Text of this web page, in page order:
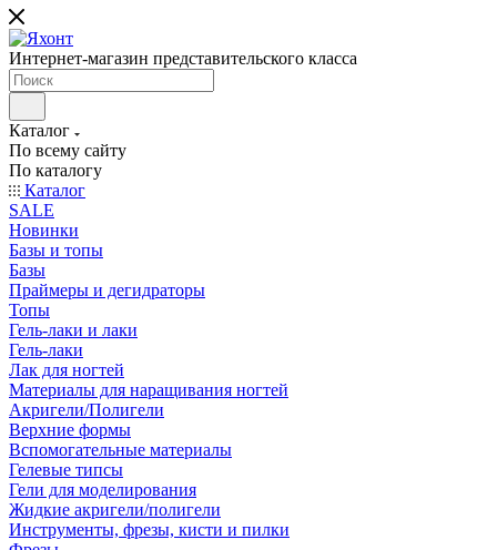
Интернет-магазин представительского класса
Каталог
По всему сайту
По каталогу
Каталог
SALE
Новинки
Базы и топы
Базы
Праймеры и дегидраторы
Топы
Гель-лаки и лаки
Гель-лаки
Лак для ногтей
Материалы для наращивания ногтей
Акригели/Полигели
Верхние формы
Вспомогательные материалы
Гелевые типсы
Гели для моделирования
Жидкие акригели/полигели
Инструменты, фрезы, кисти и пилки